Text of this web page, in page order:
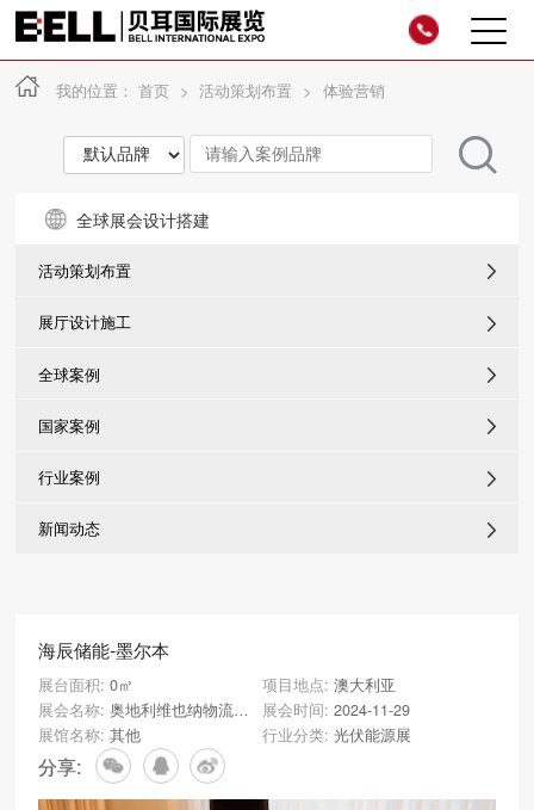
我的位置： 首页 > 活动策划布置 > 体验营销
全球展会设计搭建
活动策划布置
展厅设计施工
全球案例
国家案例
行业案例
新闻动态
海辰储能-墨尔本
展台面积: 0㎡ 项目地点: 澳大利亚
展会名称:奥地利维也纳物流展览会 展会时间: 2024-11-29
展馆名称: 其他 行业分类: 光伏能源展
分享: